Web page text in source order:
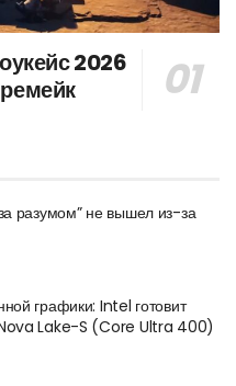
2026
разумом” не вышел из-за
графики: Intel готовит
Lake-S (Core Ultra 400)